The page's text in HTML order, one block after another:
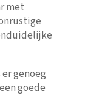
met
genoeg
goede